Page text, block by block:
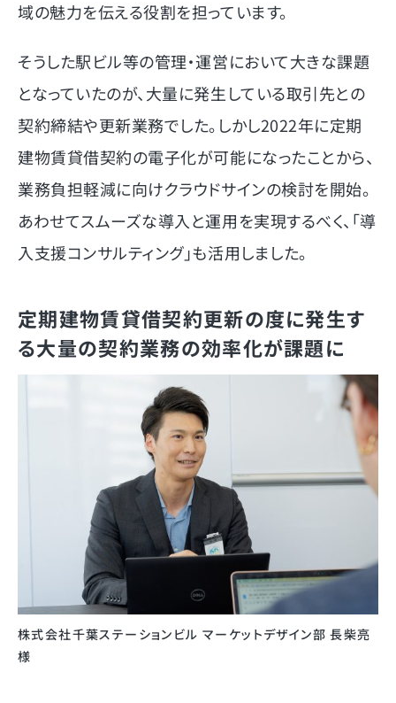
域の魅力を伝える役割を担っています。
そうした駅ビル等の管理・運営において大きな課題
となっていたのが、大量に発生している取引先との
契約締結や更新業務でした。しかし2022年に定期
建物賃貸借契約の電子化が可能になったことから、
業務負担軽減に向けクラウドサインの検討を開始。
あわせてスムーズな導入と運用を実現するべく、「導
入支援コンサルティング」も活用しました。
定期建物賃貸借契約更新の度に発生す
る大量の契約業務の効率化が課題に
株式会社千葉ステーションビル マーケットデザイン部 長柴亮
様